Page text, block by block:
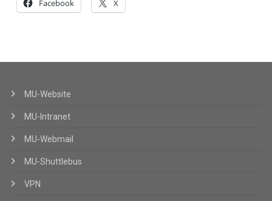
Facebook X
MU-Website
MU-Intranet
MU-Webmail
MU-Shuttlebus
VPN